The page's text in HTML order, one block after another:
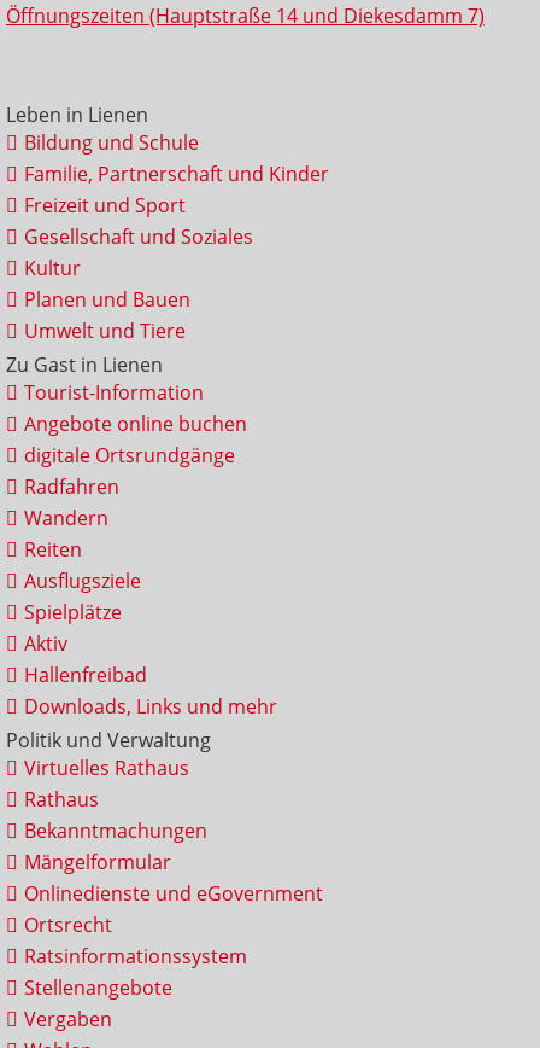
Öffnungszeiten (Hauptstraße 14 und Diekesdamm 7)
Leben in Lienen
Bildung und Schule
Familie, Partnerschaft und Kinder
Freizeit und Sport
Gesellschaft und Soziales
Kultur
Planen und Bauen
Umwelt und Tiere
Zu Gast in Lienen
Tourist-Information
Angebote online buchen
digitale Ortsrundgänge
Radfahren
Wandern
Reiten
Ausflugsziele
Spielplätze
Aktiv
Hallenfreibad
Downloads, Links und mehr
Politik und Verwaltung
Virtuelles Rathaus
Rathaus
Bekanntmachungen
Mängelformular
Onlinedienste und eGovernment
Ortsrecht
Ratsinformationssystem
Stellenangebote
Vergaben